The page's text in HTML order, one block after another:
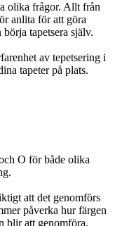
olika frågor. Allt från
anlita för att göra
tapetsera själv.
av tepetsering i
tapeter på plats.
O för både olika
att det genomförs
påverka hur färgen
blir att genomföra.